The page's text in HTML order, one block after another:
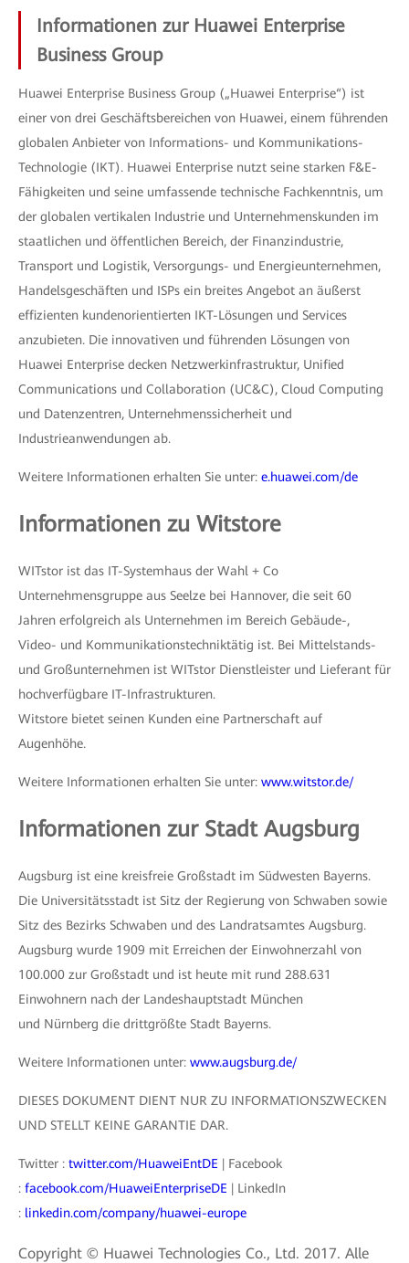
Informationen zur Huawei Enterprise
Business Group
Huawei Enterprise Business Group („Huawei Enterprise“) ist
einer von drei Geschäftsbereichen von Huawei, einem führenden
globalen Anbieter von Informations- und Kommunikations-
Technologie (IKT). Huawei Enterprise nutzt seine starken F&E-
Fähigkeiten und seine umfassende technische Fachkenntnis, um
der globalen vertikalen Industrie und Unternehmenskunden im
staatlichen und öffentlichen Bereich, der Finanzindustrie,
Transport und Logistik, Versorgungs- und Energieunternehmen,
Handelsgeschäften und ISPs ein breites Angebot an äußerst
effizienten kundenorientierten IKT-Lösungen und Services
anzubieten. Die innovativen und führenden Lösungen von
Huawei Enterprise decken Netzwerkinfrastruktur, Unified
Communications und Collaboration (UC&C), Cloud Computing
und Datenzentren, Unternehmenssicherheit und
Industrieanwendungen ab.
Weitere Informationen erhalten Sie unter: e.huawei.com/de
Informationen zu Witstore
WITstor ist das IT-Systemhaus der Wahl + Co
Unternehmensgruppe aus Seelze bei Hannover, die seit 60
Jahren erfolgreich als Unternehmen im Bereich Gebäude-,
Video- und Kommunikationstechniktätig ist. Bei Mittelstands-
und Großunternehmen ist WITstor Dienstleister und Lieferant für
hochverfügbare IT-Infrastrukturen.
Witstore bietet seinen Kunden eine Partnerschaft auf
Augenhöhe.
Weitere Informationen erhalten Sie unter: www.witstor.de/
Informationen zur Stadt Augsburg
Augsburg ist eine kreisfreie Großstadt im Südwesten Bayerns.
Die Universitätsstadt ist Sitz der Regierung von Schwaben sowie
Sitz des Bezirks Schwaben und des Landratsamtes Augsburg.
Augsburg wurde 1909 mit Erreichen der Einwohnerzahl von
100.000 zur Großstadt und ist heute mit rund 288.631
Einwohnern nach der Landeshauptstadt München
und Nürnberg die drittgrößte Stadt Bayerns.
Weitere Informationen unter: www.augsburg.de/
DIESES DOKUMENT DIENT NUR ZU INFORMATIONSZWECKEN
UND STELLT KEINE GARANTIE DAR.
Twitter : twitter.com/HuaweiEntDE | Facebook
: facebook.com/HuaweiEnterpriseDE | LinkedIn
: linkedin.com/company/huawei-europe
Copyright © Huawei Technologies Co., Ltd. 2017. Alle